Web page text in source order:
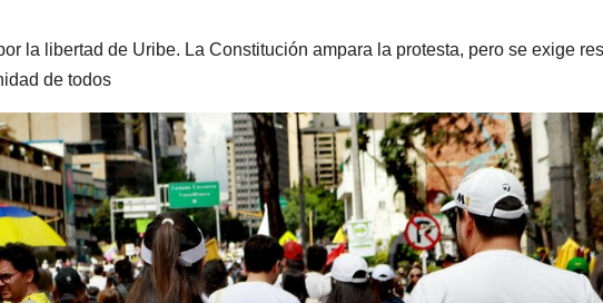
la libertad de Uribe. La Constitución ampara la protesta, pero se exige
de todos